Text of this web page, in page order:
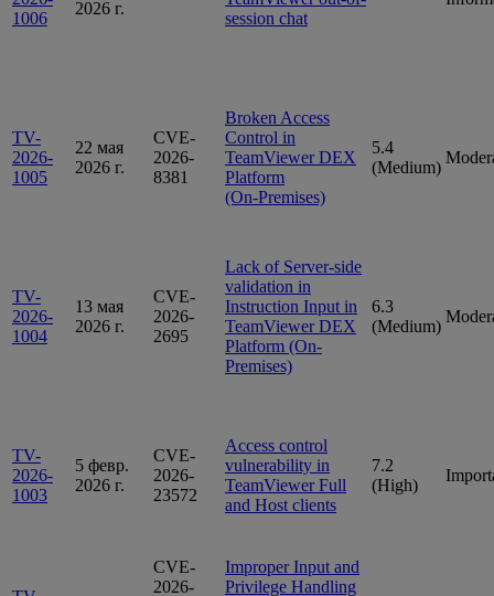
1006
2026 г.
session chat
TV-
2026-
1005
22 мая
2026 г.
CVE-
2026-
8381
Broken Access
Control in
TeamViewer DEX
Platform
(On‑Premises)
5.4
(Medium)
TV-
2026-
1004
13 мая
2026 г.
CVE-
2026-
2695
Lack of Server-side
validation in
Instruction Input in
TeamViewer DEX
Platform (On-
Premises)
6.3
(Medium)
TV-
2026-
1003
5 февр.
2026 г.
CVE-
2026-
23572
Access control
vulnerability in
TeamViewer Full
and Host clients
7.2
(High)
CVE-
2026-
Improper Input and
Privilege Handling